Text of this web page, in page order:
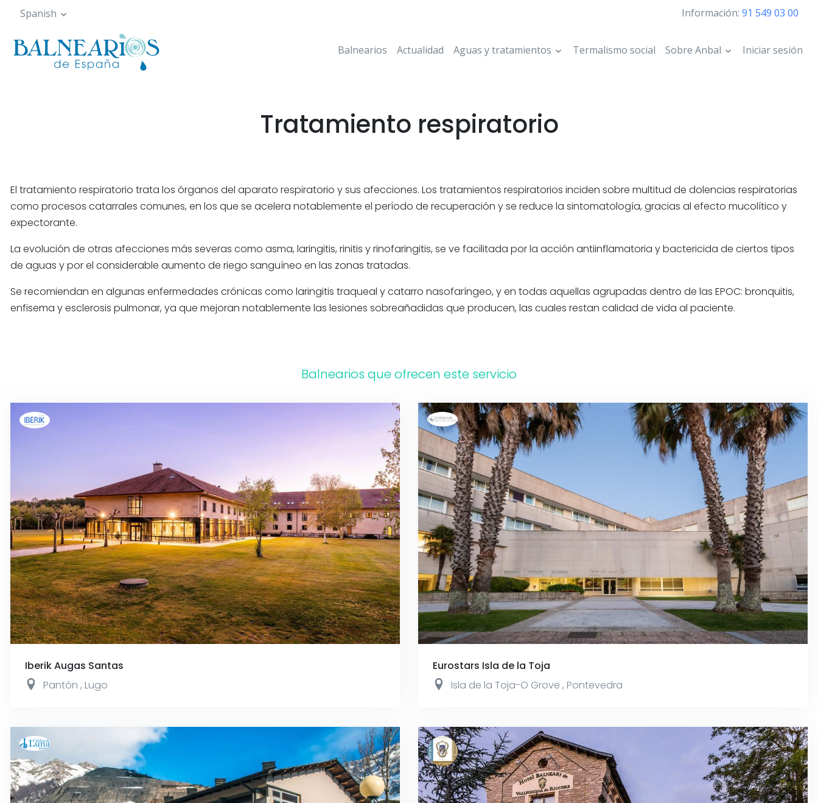
Pasar
contenido
principal
Spanish Información: 91 549 03 00
Balnearios Actualidad Aguas y tratamientos Termalismo social Sobre Anbal Iniciar sesión
Tratamiento respiratorio
El tratamiento respiratorio trata los órganos del aparato respiratorio y sus afecciones. Los tratamientos respiratorios inciden sobre multitud de dolencias respiratorias
como procesos catarrales comunes, en los que se acelera notablemente el período de recuperación y se reduce la sintomatología, gracias al efecto mucolítico y
expectorante.
La evolución de otras afecciones más severas como asma, laringitis, rinitis y rinofaringitis, se ve facilitada por la acción antiinflamatoria y bactericida de ciertos tipos
de aguas y por el considerable aumento de riego sanguíneo en las zonas tratadas.
Se recomiendan en algunas enfermedades crónicas como laringitis traqueal y catarro nasofaríngeo, y en todas aquellas agrupadas dentro de las EPOC: bronquitis,
enfisema y esclerosis pulmonar, ya que mejoran notablemente las lesiones sobreañadidas que producen, las cuales restan calidad de vida al paciente.
Balnearios que ofrecen este servicio
Iberik Augas Santas
Pantón , Lugo
Eurostars Isla de la Toja
Isla de la Toja-O Grove , Pontevedra